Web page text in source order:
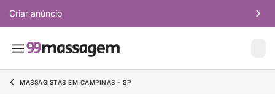
Criar anúncio
MASSAGISTAS EM CAMPINAS - SP